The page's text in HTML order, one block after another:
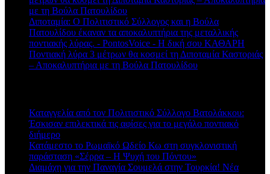
με τη Βούλα Πατουλίδου
Διποταμία: Ο Πολιτιστικό Σύλλογος και η Βούλα
Πατουλίδου έκαναν τα αποκαλυπτήρια της μεταλλικής
ποντιακής λύρας. - PontosVoice - H δική σου ΚΑΘΑΡΗ
Ποντιακή λύρα 3 μέτρων θα κοσμεί τη Διποταμία Καστοριάς
– Αποκαλυπτήρια με τη Βούλα Πατουλίδου
Καταγγελία από τον Πολιτιστικό Σύλλογο Βατολάκκου:
Έσκισαν επιλεκτικά τις αφίσες για το μεγάλο ποντιακό
διήμερο
Κατάμεστο το Ρωμαϊκό Ωδείο Κω στη συγκλονιστική
παράσταση «Σέρρα – Η Ψυχή του Πόντου»
Διαμάχη για την Παναγία Σουμελά στην Τουρκία! Νέα